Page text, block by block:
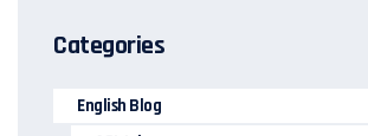
Categories
English Blog